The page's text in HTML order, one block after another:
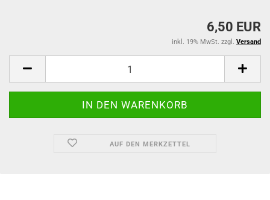
6,50 EUR
inkl. 19% MwSt. zzgl. Versand
AUF DEN MERKZETTEL